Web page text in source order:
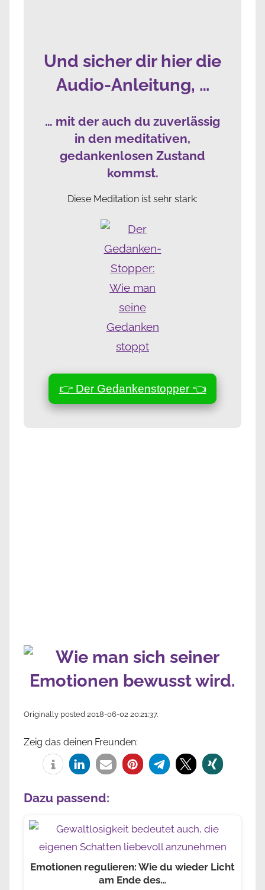
Und sicher dir hier die
Audio-Anleitung, …
… mit der auch du zuverlässig
in den meditativen,
gedankenlosen Zustand
kommst.
Diese Meditation ist sehr stark:
👉 Der Gedankenstopper 👈
Originally posted 2018-06-02 20:21:37.
Zeig das deinen Freunden:
Dazu passend:
Emotionen regulieren: Wie du wieder Licht
am Ende des…